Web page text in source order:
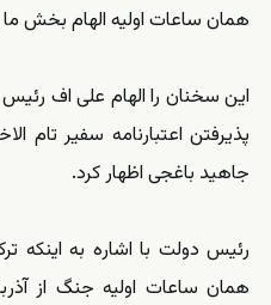
همان ساعات اولیه الهام بخش ما
این سخنان را الهام علی اف
پذیرفتن اعتبارنامه سفیر تام
جاهید باغجی اظهار کرد.
رئیس دولت با اشاره به اینکه
همان ساعات اولیه جنگ از